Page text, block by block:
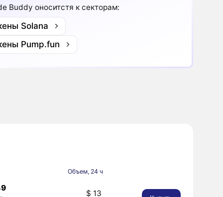
Buddy оноситстя к секторам:
Solana
Pump.fun
Объем, 24 ч
$ 13